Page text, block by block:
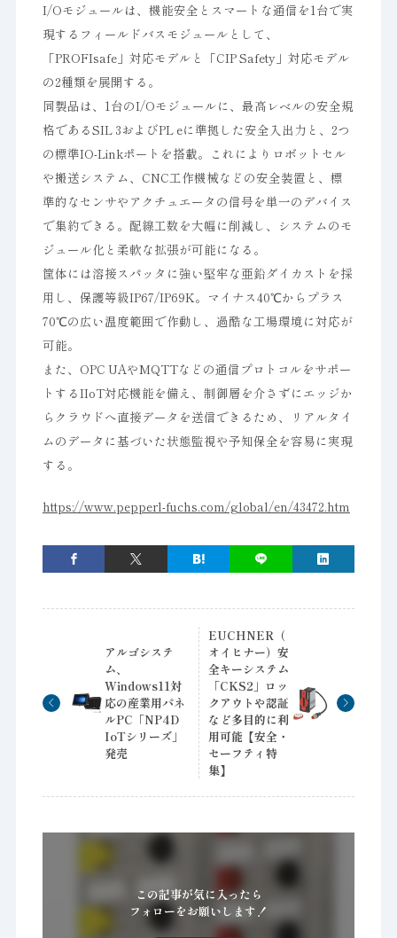
I/Oモジュールは、機能安全とスマートな通信を1台で実
現するフィールドバスモジュールとして、
「PROFIsafe」対応モデルと「CIP Safety」対応モデル
の2種類を展開する。
同製品は、1台のI/Oモジュールに、最高レベルの安全規
格であるSIL 3およびPL eに準拠した安全入出力と、2つ
の標準IO-Linkポートを搭載。これによりロボットセル
や搬送システム、CNC工作機械などの安全装置と、標
準的なセンサやアクチュエータの信号を単一のデバイス
で集約できる。配線工数を大幅に削減し、システムのモ
ジュール化と柔軟な拡張が可能になる。
筐体には溶接スパッタに強い堅牢な亜鉛ダイカストを採
用し、保護等級IP67/IP69K。マイナス40℃からプラス
70℃の広い温度範囲で作動し、過酷な工場環境に対応が
可能。
また、OPC UAやMQTTなどの通信プロトコルをサポー
トするIIoT対応機能を備え、制御層を介さずにエッジか
らクラウドへ直接データを送信できるため、リアルタイ
ムのデータに基づいた状態監視や予知保全を容易に実現
する。
https://www.pepperl-fuchs.com/global/en/43472.htm
アルゴシステ
ム、
Windows11対
応の産業用パネ
ルPC「NP4D
IoTシリーズ」
発売
EUCHNER（
オイヒナー）安
全キーシステム
「CKS2」ロッ
クアウトや認証
など多目的に利
用可能【安全・
セーフティ特
集】
この記事が気に入ったら
フォローをお願いします！